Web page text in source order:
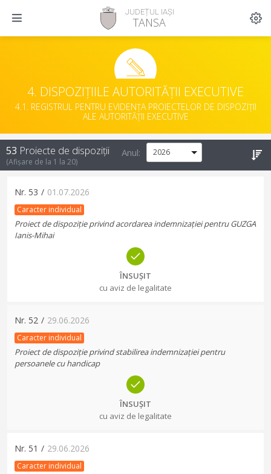
JUDEȚUL IAȘI
TANSA
4. DISPOZIȚIILE AUTORITĂȚII EXECUTIVE
4.1. REGISTRUL PENTRU EVIDENȚA PROIECTELOR DE DISPOZIȚII
ALE AUTORITĂȚII EXECUTIVE
53 Proiecte de dispoziții
(Afișare de la 1 la 20)
Anul:
Nr. 53 / 01.07.2026
Caracter individual
Proiect de dispoziție privind acordarea indemnizației pentru GUZGA
Ianis-Mihai
ÎNSUȘIT
cu aviz de legalitate
Nr. 52 / 29.06.2026
Caracter individual
Proiect de dispoziție privind stabilirea indemnizației pentru
persoanele cu handicap
ÎNSUȘIT
cu aviz de legalitate
Nr. 51 / 29.06.2026
Caracter individual